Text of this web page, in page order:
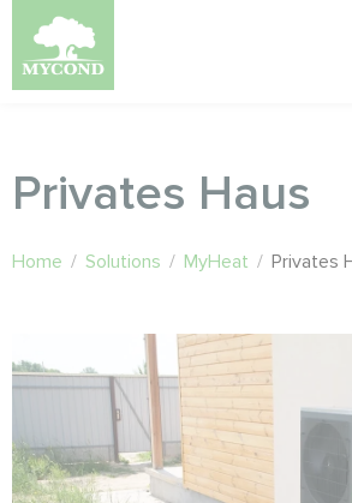
Privates Haus
Home / Solutions / MyHeat / Privates